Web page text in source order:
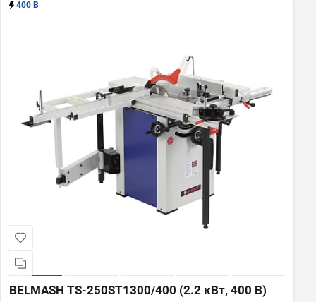
400 В
BELMASH TS-250ST1300/400 (2.2 кВт, 400 В)